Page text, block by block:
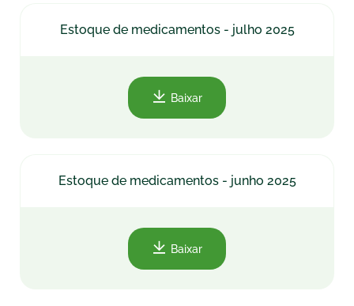
Estoque de medicamentos - julho 2025
Baixar
Estoque de medicamentos - junho 2025
Baixar